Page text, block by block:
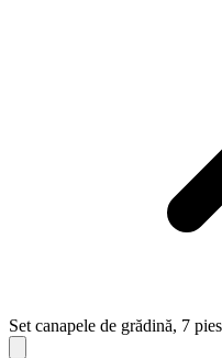
Set canapele de grădină, 7